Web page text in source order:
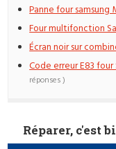
Panne four samsung
Four multifonction
Écran noir sur
Code erreur E83 four
réponses )
Réparer, c'est